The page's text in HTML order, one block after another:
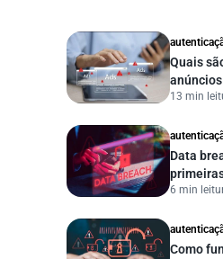
Quais
proteger
13 min
Data
6 min
Como